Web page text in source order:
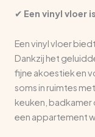
✔ Een vinyl vloer
Een vinyl vloer
Dankzij het
fijne akoestiek en
soms in ruimtes
keuken, badkamer
een appartement